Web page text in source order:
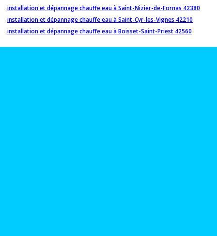
installation et dépannage chauffe eau à Saint-Nizier-de-Fornas 42380
installation et dépannage chauffe eau à Saint-Cyr-les-Vignes 42210
installation et dépannage chauffe eau à Boisset-Saint-Priest 42560